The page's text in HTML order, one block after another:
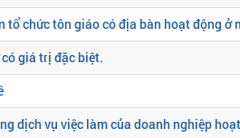
tổ chức tôn giáo có địa bàn hoạt động ở
giá trị đặc biệt.
dịch vụ việc làm của doanh nghiệp